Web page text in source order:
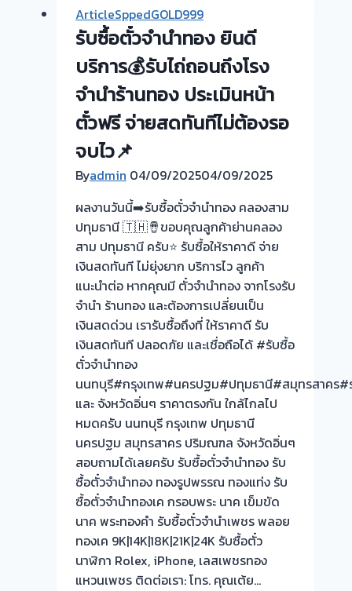
ให้
เรา
ได้
เงิน
ส่วน
เหลือ
บริการ
ถึงที่
ประเมิน
ราคา
ฟรี
ไม่มี
ค่า
ใช้
จ่าย!
ทอง
FG965
💰
ไถ่ถอน
เร็ว
ถึงที่
สด
ทันใจ
✅
ประเมิน
ฟรี
ไม่มี
ค่า
ใช้
จ่าย!
ArticleSppedGOLD999
รับซื้อตั๋วจำนำทอง ยินดี
บริการ💰รับไถ่ถอนถึงโรง
จำนำร้านทอง ประเมินหน้า
ตั๋วฟรี จ่ายสดทันทีไม่ต้องรอ
จบไว📌
Byadmin 04/09/202504/09/2025
ผลงานวันนี้➡️รับซื้อตั๋วจำนำทอง คลองสาม
ปทุมธานี 🇹🇭🪘ขอบคุณลูกค้าย่านคลอง
สาม ปทุมธานี ครับ⭐ รับซื้อให้ราคาดี จ่าย
เงินสดทันที ไม่ยุ่งยาก บริการไว ลูกค้า
แนะนำต่อ หากคุณมี ตั๋วจำนำทอง จากโรงรับ
จำนำ ร้านทอง และต้องการเปลี่ยนเป็น
เงินสดด่วน เรารับซื้อถึงที่ ให้ราคาดี รับ
เงินสดทันที ปลอดภัย และเชื่อถือได้ #รับซื้อ
ตั๋วจำนำทอง
นนทบุรี#กรุงเทพ#นครปฐม#ปทุมธานี#สมุทรสาคร#
และ จังหวัดอิ่นๆ ราคาตรงกัน ใกล้ไกลไป
หมดครับ นนทบุรี กรุงเทพ ปทุมธานี
นครปฐม สมุทรสาคร ปริมณฑล จังหวัดอิ่นๆ
สอบถามได้เลยครับ รับซื้อตั๋วจำนำทอง รับ
ซื้อตั๋วจำนำทอง ทองรูปพรรณ ทองแท่ง รับ
ซื้อตั๋วจำนำทองเค กรอบพระ นาค เข็มขัด
นาค พระทองคำ รับซื้อตั๋วจำนำเพชร พลอย
ทองเค 9K|14K|18K|21K|24K รับซื้อตั๋ว
นาฬิกา Rolex, iPhone, เลสเพชรทอง
แหวนเพชร ติดต่อเรา: โทร. คุณเต้ย…